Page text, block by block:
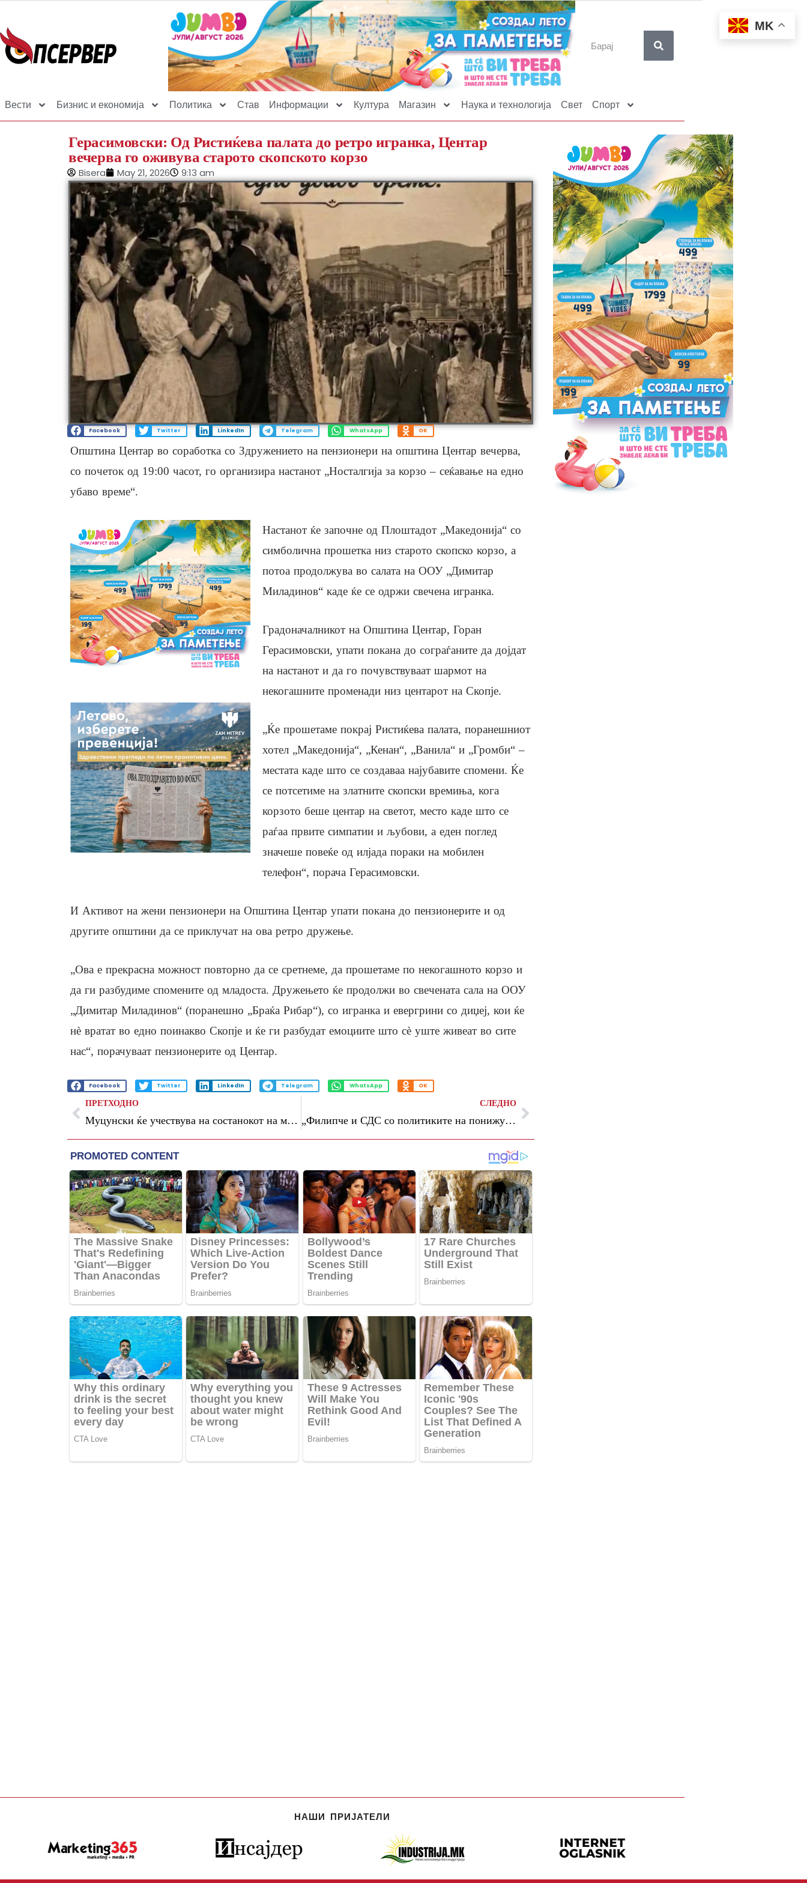
Вести Бизнис и економија Политика Став Информации Култура Магазин Наука и технологија Свет Спорт
Герасимовски: Од Ристиќева палата до ретро игранка, Центар
вечерва го оживува старото скопското корзо
Bisera May 21, 2026 9:13 am
Facebook Twitter LinkedIn Telegram WhatsApp OK
Општина Центар во соработка со Здружението на пензионери на општина Центар вечерва,
со почеток од 19:00 часот, го организира настанот „Носталгија за корзо – сеќавање на едно
убаво време“.
Настанот ќе започне од Плоштадот „Македонија“ со
симболична прошетка низ старото скопско корзо, а
потоа продолжува во салата на ООУ „Димитар
Миладинов“ каде ќе се одржи свечена игранка.
Градоначалникот на Општина Центар, Горан
Герасимовски, упати покана до сограѓаните да дојдат
на настанот и да го почувствуваат шармот на
некогашните променади низ центарот на Скопје.
„Ќе прошетаме покрај Ристиќева палата, поранешниот
хотел „Македонија“, „Кенан“, „Ванила“ и „Громби“ –
местата каде што се создаваа најубавите спомени. Ќе
се потсетиме на златните скопски времиња, кога
корзото беше центар на светот, место каде што се
раѓаа првите симпатии и љубови, а еден поглед
значеше повеќе од илјада пораки на мобилен
телефон“, порача Герасимовски.
И Активот на жени пензионери на Општина Центар упати покана до пензионерите и од
другите општини да се приклучат на ова ретро дружење.
„Ова е прекрасна можност повторно да се сретнеме, да прошетаме по некогашното корзо и
да ги разбудиме спомените од младоста. Дружењето ќе продолжи во свечената сала на ООУ
„Димитар Миладинов“ (поранешно „Браќа Рибар“), со игранка и евергрини со диџеј, кои ќе
нè вратат во едно поинакво Скопје и ќе ги разбудат емоциите што сè уште живеат во сите
нас“, порачуваат пензионерите од Центар.
Facebook Twitter LinkedIn Telegram WhatsApp OK
ПРЕТХОДНО
Муцунски ќе учествува на состанокот на министрите за надворешни работи на НАТО во Хелсингборг
СЛЕДНО
„Филипче и СДС со политиките на понижување и сервилност го отвораат патот за нови уцени кон Македонија“, велат од ВМРО-ДПМНЕ
НАШИ ПРИЈАТЕЛИ
MK